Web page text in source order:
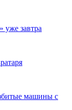
уже завтра
машины с